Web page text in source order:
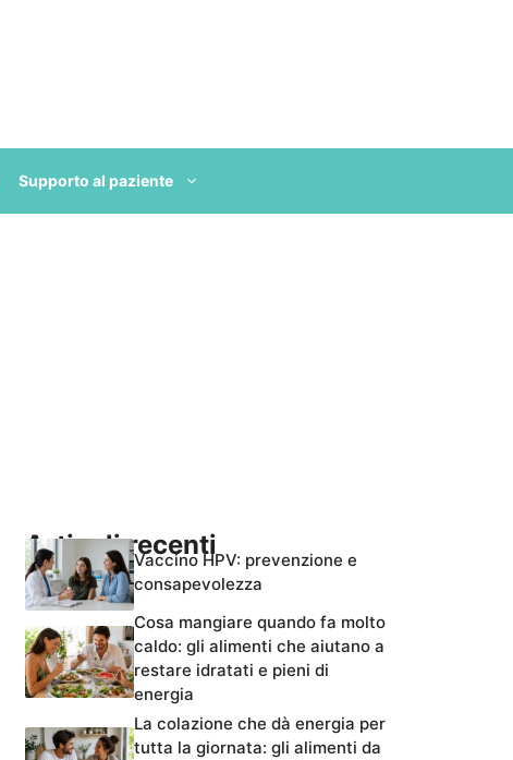
Supporto al paziente
Articoli recentiVaccino HPV: prevenzione e
consapevolezza
Cosa mangiare quando fa molto
caldo: gli alimenti che aiutano a
restare idratati e pieni di
energia
La colazione che dà energia per
tutta la giornata: gli alimenti da